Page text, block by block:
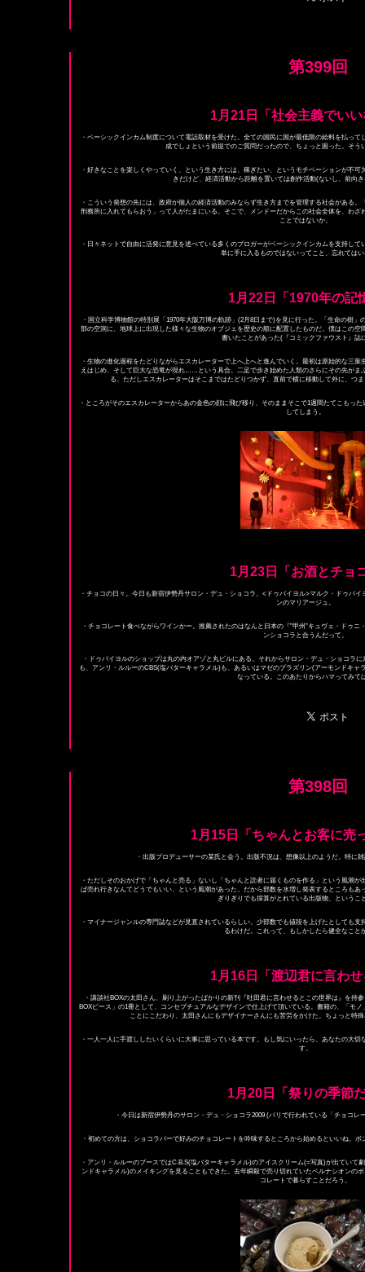
第399回
1月21日「社会主義でい
・ベーシックインカム制度について電話取材を受けた。全ての国民に国が最低限の給料を払っ
成でしょという前提でのご質問だったので、ちょっと困った。そう
・好きなことを楽しくやっていく、という生き方には、稼ぎたい、というモチベーションが不
きだけど、経済活動から距離を置いては創作活動(ないし、前向
・こういう発想の先には、政府が個人の経済活動のみならず生き方までを管理する社会がある
刑務所に入れてもらおう」って人がたまにいる。そこで、メンドーだからこの社会全体を、わ
ことではないか。
・日々ネットで自由に活発に意見を述べている多くのブロガーがベーシックインカムを支持し
単に手に入るものではないってこと、忘れては
1月22日「1970年の記
・国立科学博物館の特別展「1970年大阪万博の軌跡」(2月8日まで)を見に行った。「生命の樹
部の空洞に、地球上に出現した様々な生物のオブジェを歴史の順に配置したものだ。僕はこの空
書いたことがあった(『コミックファウスト』誌
・生物の進化過程をたどりながらエスカレーターで上へ上へと進んでいく。最初は原始的な三
えはじめ、そして巨大な恐竜が現れ……という具合。二足で歩き始めた人類のさらにその先がま
る。ただしエスカレーターはそこまではたどりつかず、直前で横に移動して外に、つ
・ところがそのエスカレーターからあの金色の顔に飛び移り、そのままそこで1週間たてこもっ
してしまう。
1月23日「お酒とチョ
・チョコの日々。今日も新宿伊勢丹サロン・デュ・ショコラ。<ドゥバイヨル>マルク・ドゥバ
ンのマリアージュ。
・チョコレート食べながらワインかー。推薦されたのはなんと日本の『”甲州”キュヴェ・ドゥ
ンショコラと合うんだって。
・ドゥバイヨルのショップは丸の内オアゾと丸ビルにある。それからサロン・デュ・ショコラ
も、アンリ・ルルーのCBS(塩バターキャラメル)も、あるいはマゼのプラズリン(アーモンドキ
なっている。このあたりからハマってみて
第398回
1月15日「ちゃんとお客に売
・出版プロデューサーの某氏と会う。出版不況は、想像以上のようだ。特に
・ただしそのおかげで「ちゃんと売る」ないし「ちゃんと読者に届くものを作る」という風潮
ば売れ行きなんてどうでもいい、という風潮があった。だから部数を水増し発表するところも
ぎりぎりでも採算がとれている出版物、というこ
・マイナージャンルの専門誌などが見直されているらしい。少部数でも値段を上げたとしても
るわけだ。これって、もしかしたら健全なこと
1月16日「渡辺君に言わ
・講談社BOXの太田さん、刷り上がったばかりの新刊『吐田君に言わせるとこの世界は』を持
BOXピース」の1冊として、コンセプチュアルなデザインで仕上げて頂いている。書籍の、「モ
ことにこだわり、太田さんにもデザイナーさんにも苦労をかけた。ちょっと特
・一人一人に手渡ししたいくらいに大事に思っている本です。もし気にいったら、あなたの大
す。
1月20日「祭りの季節
・今日は新宿伊勢丹のサロン・デュ・ショコラ2009 (パリで行われている「チョコレ
・初めての方は、ショコラバーで好みのチョコレートを吟味するところから始めるといいね。
・アンリ・ルルーのブースではC.B.S(塩バターキャラメル)のアイスクリーム(=写真)が出ていて
ンドキャラメル)のメイキングを見ることもできた。去年瞬殺で売り切れていたベルナシオンの
コレートで暮らすことだろう。